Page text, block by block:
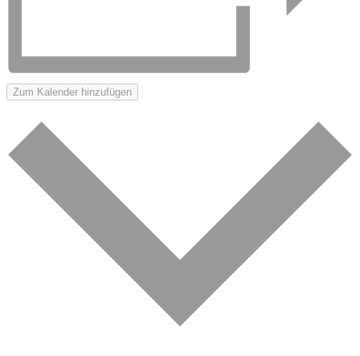
Zum Kalender hinzufügen